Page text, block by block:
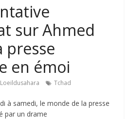
sur Ahmed
presse
en émoi
Loeildusahara Tchad
à samedi, le monde de la presse
par un drame